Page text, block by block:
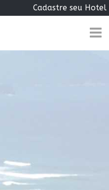
Cadastre seu Hotel